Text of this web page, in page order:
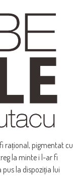
rațional, pigmentat cu
la minte i l-ar fi
pus la dispoziția lui